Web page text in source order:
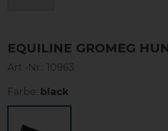
EQUILINE GROMEG
Art.-Nr.: 10963
Farbe: black